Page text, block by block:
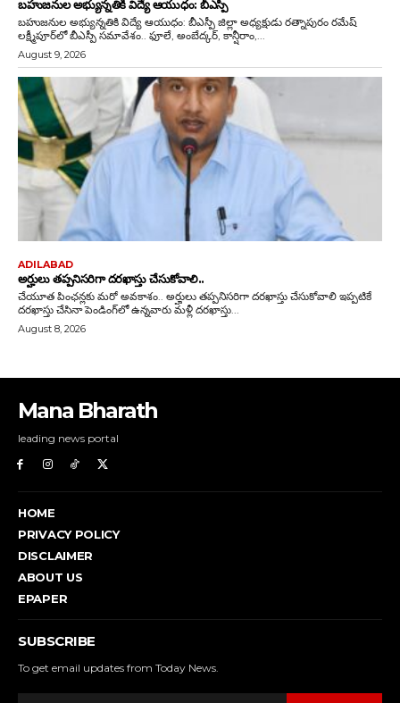
Mana Bharath
leading news portal
HOME
PRIVACY POLICY
DISCLAIMER
ABOUT US
EPAPER
SUBSCRIBE
To get email updates from Today News.